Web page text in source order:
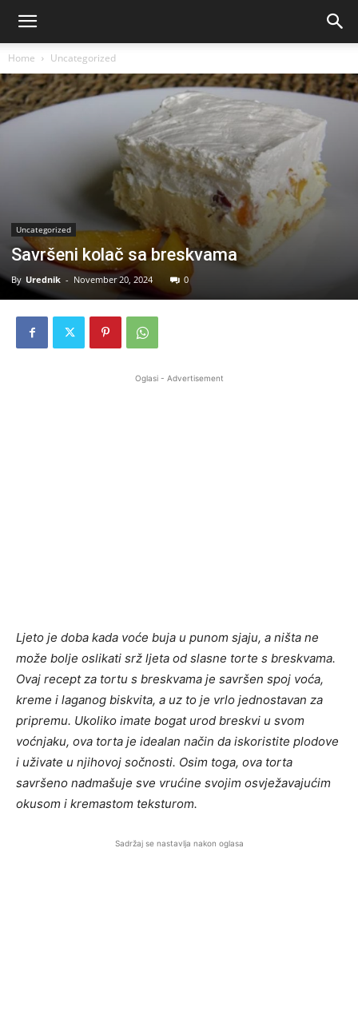
Home Uncategorized
Uncategorized
Savršeni kolač sa breskvama
By Urednik - November 20, 2024 0
Oglasi - Advertisement
Ljeto je doba kada voće buja u punom sjaju, a ništa ne
može bolje oslikati srž ljeta od slasne torte s breskvama.
Ovaj recept za tortu s breskvama je savršen spoj voća,
kreme i laganog biskvita, a uz to je vrlo jednostavan za
pripremu. Ukoliko imate bogat urod breskvi u svom
voćnjaku, ova torta je idealan način da iskoristite plodove
i uživate u njihovoj sočnosti. Osim toga, ova torta
savršeno nadmašuje sve vrućine svojim osvježavajućim
okusom i kremastom teksturom.
Sadržaj se nastavlja nakon oglasa